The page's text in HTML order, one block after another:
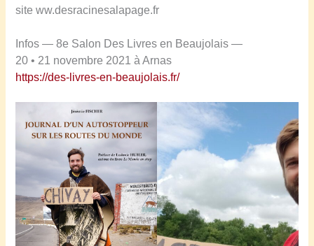
site ww.desracinesalapage.fr
Infos — 8e Salon Des Livres en Beaujolais —
20 • 21 novembre 2021 à Arnas
https://des-livres-en-beaujolais.fr/